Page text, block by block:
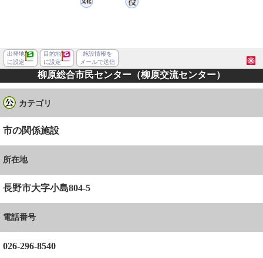
出発地
に設定
目的地
に設定
施設情報を
メールで送信
柳原総合市民センター（柳原交流センター）
カテゴリ
市の関係施設
所在地
長野市大字小島804-5
電話番号
026-296-8540